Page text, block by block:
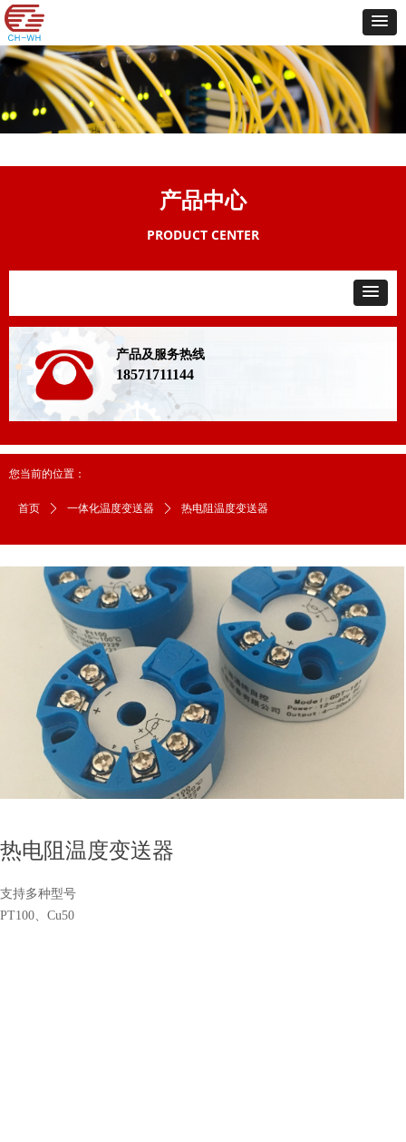
产品中心
PRODUCT CENTER
产品及服务热线
18571711144
您当前的位置：
首页 ꄲ 一体化温度变送器 ꄲ 热电阻温度变送器
热电阻温度变送器
支持多种型号
PT100、Cu50